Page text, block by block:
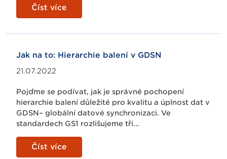
Číst více
Jak na to: Hierarchie balení v GDSN
21.07.2022
Pojďme se podívat, jak je správné pochopení
hierarchie balení důležité pro kvalitu a úplnost dat v
GDSN– globální datové synchronizaci. Ve
standardech GS1 rozlišujeme tři...
Číst více